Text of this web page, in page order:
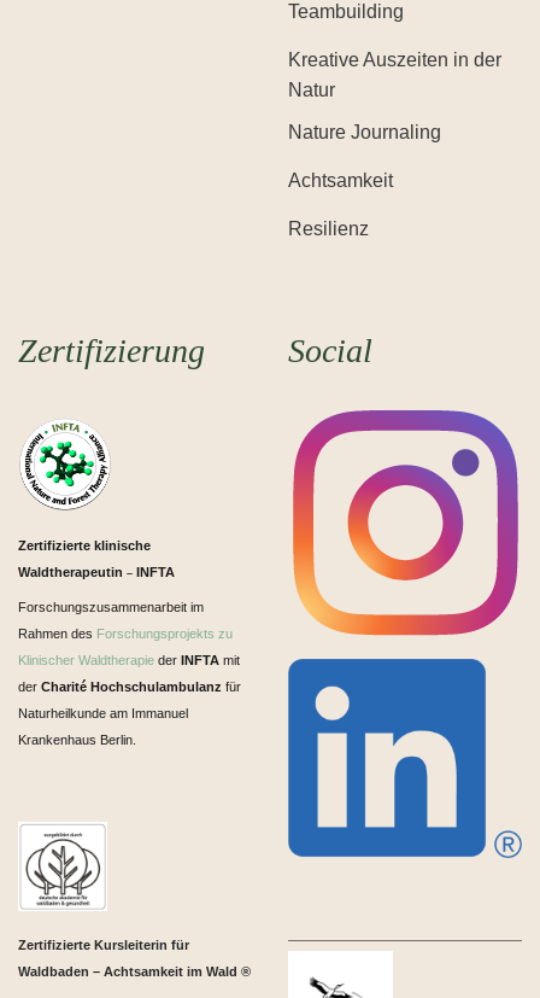
Teambuilding
Kreative Auszeiten in der
Natur
Nature Journaling
Achtsamkeit
Resilienz
Zertifizierung
Zertifizierte klinische
Waldtherapeutin – INFTA
Forschungszusammenarbeit im
Rahmen des Forschungsprojekts zu
Klinischer Waldtherapie der INFTA mit
der Charité Hochschulambulanz für
Naturheilkunde am Immanuel
Krankenhaus Berlin.
Zertifizierte Kursleiterin für
Waldbaden – Achtsamkeit im Wald ®
Social